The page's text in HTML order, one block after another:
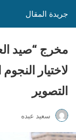
جريدة المقال
مخرج “صيد
لاختيار
التصوير
سعيد عبده